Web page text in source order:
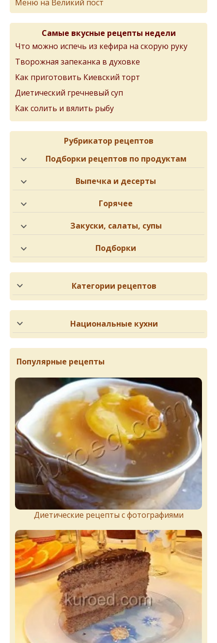
Меню на Великий пост
Самые вкусные рецепты недели
Что можно испечь из кефира на скорую руку
Творожная запеканка в духовке
Как приготовить Киевский торт
Диетический гречневый суп
Как солить и вялить рыбу
Рубрикатор рецептов
Подборки рецептов по продуктам
Выпечка и десерты
Горячее
Закуски, салаты, супы
Подборки
Категории рецептов
Национальные кухни
Популярные рецепты
Диетические рецепты с фотографиями